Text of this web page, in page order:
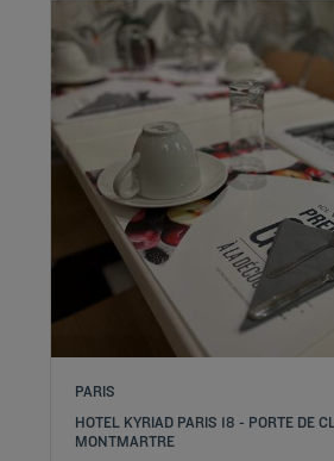
PARIS
HOTEL KYRIAD PARIS 18 - PORTE DE
MONTMARTRE